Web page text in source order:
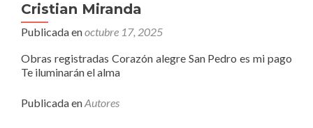
Cristian Miranda
Publicada enoctubre 17, 2025
Obras registradas Corazón alegre San Pedro es mi pago
Te iluminarán el alma
Publicada enAutores